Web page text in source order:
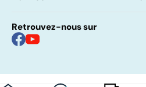
Retrouvez-nous sur